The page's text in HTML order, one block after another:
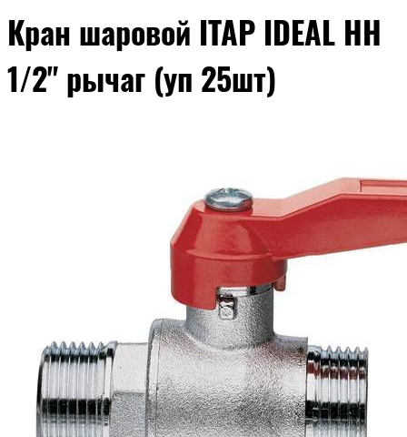
Кран шаровой ITAP IDEAL НН
1/2" рычаг (уп 25шт)